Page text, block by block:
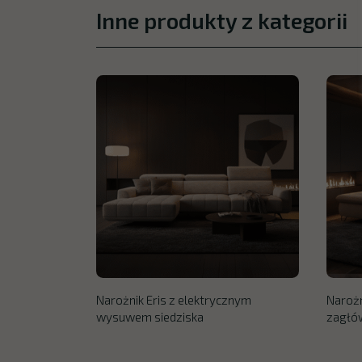
Inne produkty z kategorii
Narożnik Eris z elektrycznym
wysuwem siedziska